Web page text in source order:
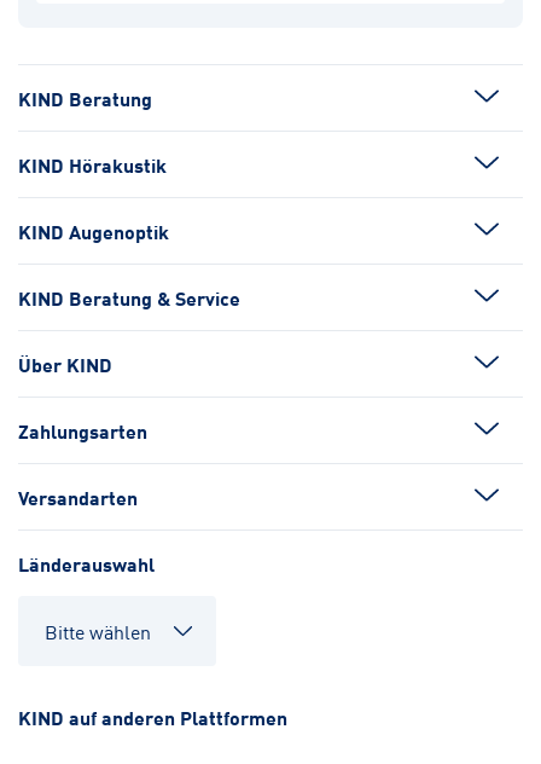
KIND Beratung
KIND Hörakustik
KIND Augenoptik
KIND Beratung & Service
Über KIND
Zahlungsarten
Versandarten
Länderauswahl
KIND auf anderen Plattformen